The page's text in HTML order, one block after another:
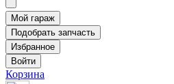
Корзина